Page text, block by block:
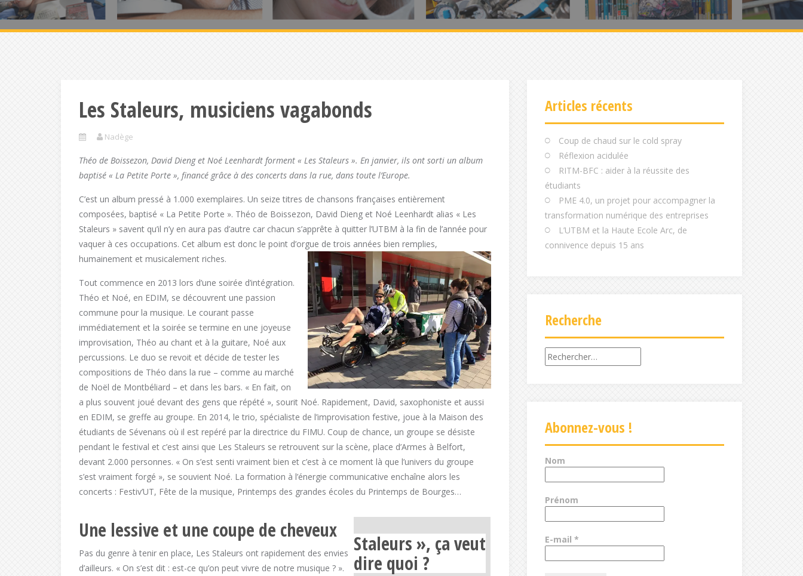
Les Staleurs, musiciens vagabonds
Nadège
Théo de Boissezon, David Dieng et Noé Leenhardt forment « Les Staleurs ». En janvier, ils ont sorti un album
baptisé « La Petite Porte », financé grâce à des concerts dans la rue, dans toute l’Europe.
C’est un album pressé à 1.000 exemplaires. Un seize titres de chansons françaises entièrement
composées, baptisé « La Petite Porte ». Théo de Boissezon, David Dieng et Noé Leenhardt alias « Les
Staleurs » savent qu’il n’y en aura pas d’autre car chacun s’apprête à quitter l’UTBM à la fin de l’année pour
vaquer à ces occupations. Cet album est donc le point d’orgue de trois années bien remplies,
humainement et musicalement riches.
Tout commence en 2013 lors d’une soirée d’intégration.
Théo et Noé, en EDIM, se découvrent une passion
commune pour la musique. Le courant passe
immédiatement et la soirée se termine en une joyeuse
improvisation, Théo au chant et à la guitare, Noé aux
percussions. Le duo se revoit et décide de tester les
compositions de Théo dans la rue – comme au marché
de Noël de Montbéliard – et dans les bars. « En fait, on
a plus souvent joué devant des gens que répété », sourit Noé. Rapidement, David, saxophoniste et aussi
en EDIM, se greffe au groupe. En 2014, le trio, spécialiste de l’improvisation festive, joue à la Maison des
étudiants de Sévenans où il est repéré par la directrice du FIMU. Coup de chance, un groupe se désiste
pendant le festival et c’est ainsi que Les Staleurs se retrouvent sur la scène, place d’Armes à Belfort,
devant 2.000 personnes. « On s’est senti vraiment bien et c’est à ce moment là que l’univers du groupe
s’est vraiment forgé », se souvient Noé. La formation à l’énergie communicative enchaîne alors les
concerts : Festiv’UT, Fête de la musique, Printemps des grandes écoles du Printemps de Bourges…
Une lessive et une coupe de cheveux
Pas du genre à tenir en place, Les Staleurs ont rapidement des envies
d’ailleurs. « On s’est dit : est-ce qu’on peut vivre de notre musique ? ».
Staleurs », ça veut
dire quoi ?
Articles récents
Coup de chaud sur le cold spray
Réflexion acidulée
RITM-BFC : aider à la réussite des
étudiants
PME 4.0, un projet pour accompagner la
transformation numérique des entreprises
L’UTBM et la Haute Ecole Arc, de
connivence depuis 15 ans
Recherche
Rechercher :
Abonnez-vous !
Nom
Prénom
E-mail *